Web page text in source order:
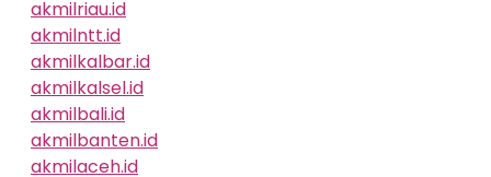
akmilriau.id
akmilntt.id
akmilkalbar.id
akmilkalsel.id
akmilbali.id
akmilbanten.id
akmilaceh.id